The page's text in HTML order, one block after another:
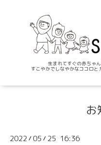
生まれてすぐの赤ちゃ
すこやかでしなやかなココロ
お
2022 /05 / 25 16:36